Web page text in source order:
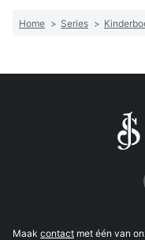
Home > Series >
Maak contact met één van